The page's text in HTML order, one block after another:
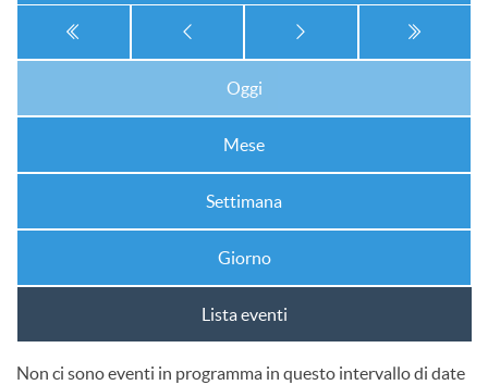
Oggi
Mese
Settimana
Giorno
Lista eventi
Non ci sono eventi in programma in questo intervallo di date